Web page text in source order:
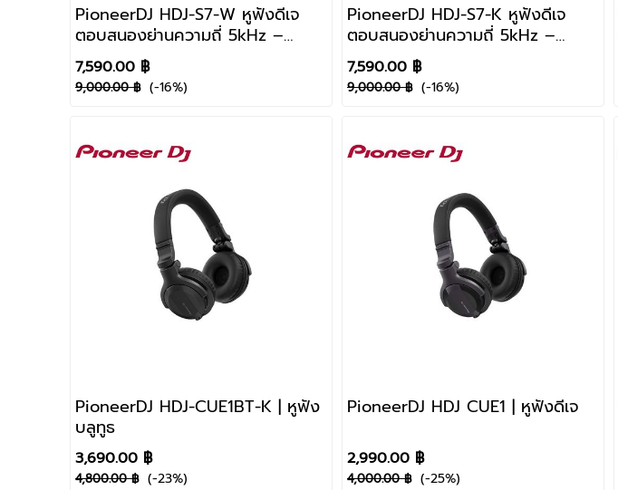
PioneerDJ HDJ-S7-W หูฟังดีเจ
ตอบสนองย่านความถี่ 5kHz –
40kHz
7,590.00 ฿
9,000.00 ฿ (-16%)
PioneerDJ HDJ-S7-K หูฟังดีเจ
ตอบสนองย่านความถี่ 5kHz –
40kHz
7,590.00 ฿
9,000.00 ฿ (-16%)
PioneerDJ HDJ-CUE1BT-K | หูฟัง
บลูทูธ
3,690.00 ฿
4,800.00 ฿ (-23%)
PioneerDJ HDJ CUE1 | หูฟังดีเจ
2,990.00 ฿
4,000.00 ฿ (-25%)